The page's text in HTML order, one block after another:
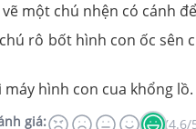
một chú nhện có cánh
rô bốt hình con ốc sên
máy hình con cua khổng lồ.
giá: (4.6/